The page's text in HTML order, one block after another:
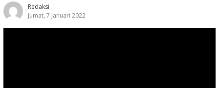
Redaksi
Jumat, 7 Januari 2022